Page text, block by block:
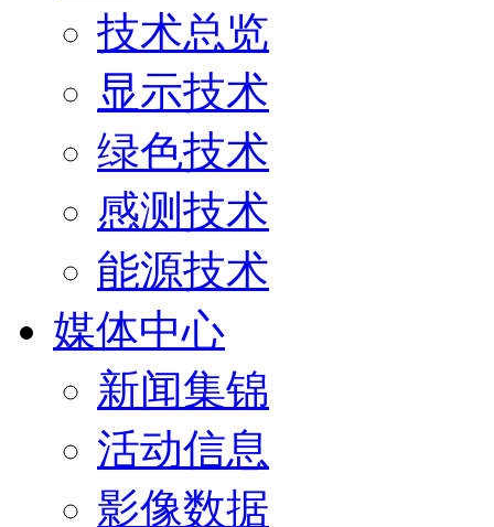
技术总览
显示技术
绿色技术
感测技术
能源技术
媒体中心
新闻集锦
活动信息
影像数据